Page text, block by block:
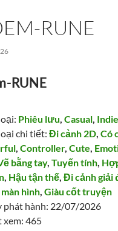
RUNE
RUNE
Phiêu lưu,Casual,
chi tiết:Đi cảnh 2D,Có
,Controller,Cute,
bằng tay,Tuyến tính,
, Hậu tận thế,Đi cảnh giải
hình,Giàu cốt truyện
phát hành: 22/07/2026
465